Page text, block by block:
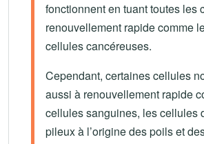
fonctionnent en tuant toutes les
renouvellement rapide comme
cellules cancéreuses.
Cependant, certaines cellules
aussi à renouvellement rapide
cellules sanguines, les cellules
pileux à l’origine des poils et